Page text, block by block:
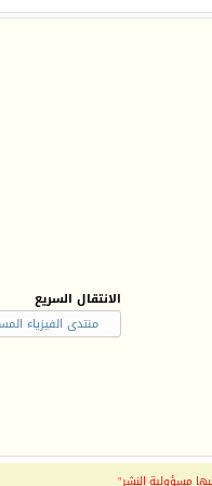
الانتقال السريع
مسؤولية النشر"